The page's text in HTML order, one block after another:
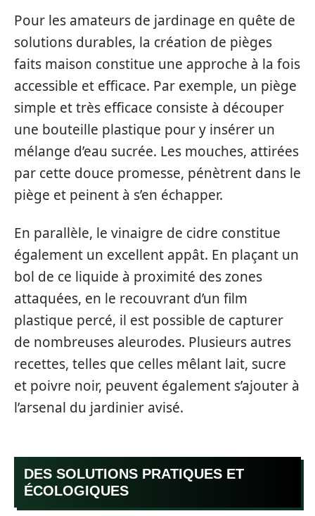
Pour les amateurs de jardinage en quête de
solutions durables, la création de pièges
faits maison constitue une approche à la fois
accessible et efficace. Par exemple, un piège
simple et très efficace consiste à découper
une bouteille plastique pour y insérer un
mélange d’eau sucrée. Les mouches, attirées
par cette douce promesse, pénètrent dans le
piège et peinent à s’en échapper.
En parallèle, le vinaigre de cidre constitue
également un excellent appât. En plaçant un
bol de ce liquide à proximité des zones
attaquées, en le recouvrant d’un film
plastique percé, il est possible de capturer
de nombreuses aleurodes. Plusieurs autres
recettes, telles que celles mêlant lait, sucre
et poivre noir, peuvent également s’ajouter à
l’arsenal du jardinier avisé.
DES SOLUTIONS PRATIQUES ET
ÉCOLOGIQUES